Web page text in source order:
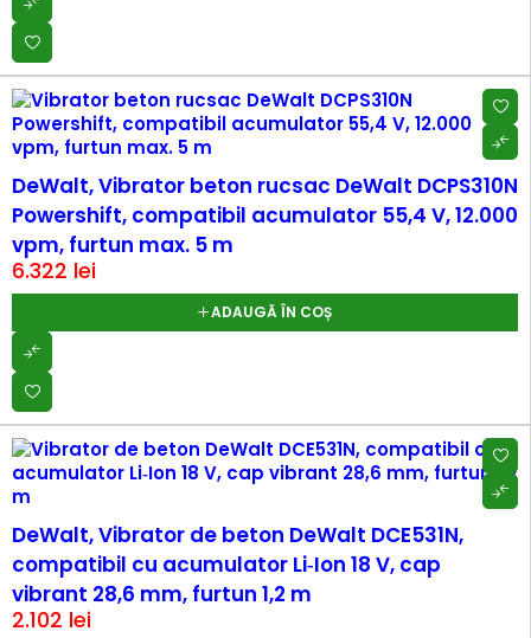
DeWalt, Vibrator beton rucsac DeWalt DCPS310N
Powershift, compatibil acumulator 55,4 V, 12.000
vpm, furtun max. 5 m
6.322 lei
ADAUGĂ ÎN COȘ
DeWalt, Vibrator de beton DeWalt DCE531N,
compatibil cu acumulator Li‑Ion 18 V, cap
vibrant 28,6 mm, furtun 1,2 m
2.102 lei